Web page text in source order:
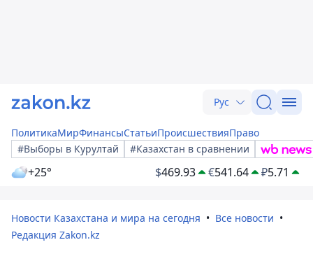
Рус
ПолитикаМирФинансыСтатьиПроисшествияПраво
#Выборы в Курултай
#Казахстан в сравнении
+25° $469.93 €541.64 ₽5.71
Новости Казахстана и мира на сегодня
Все новости
Редакция Zakon.kz